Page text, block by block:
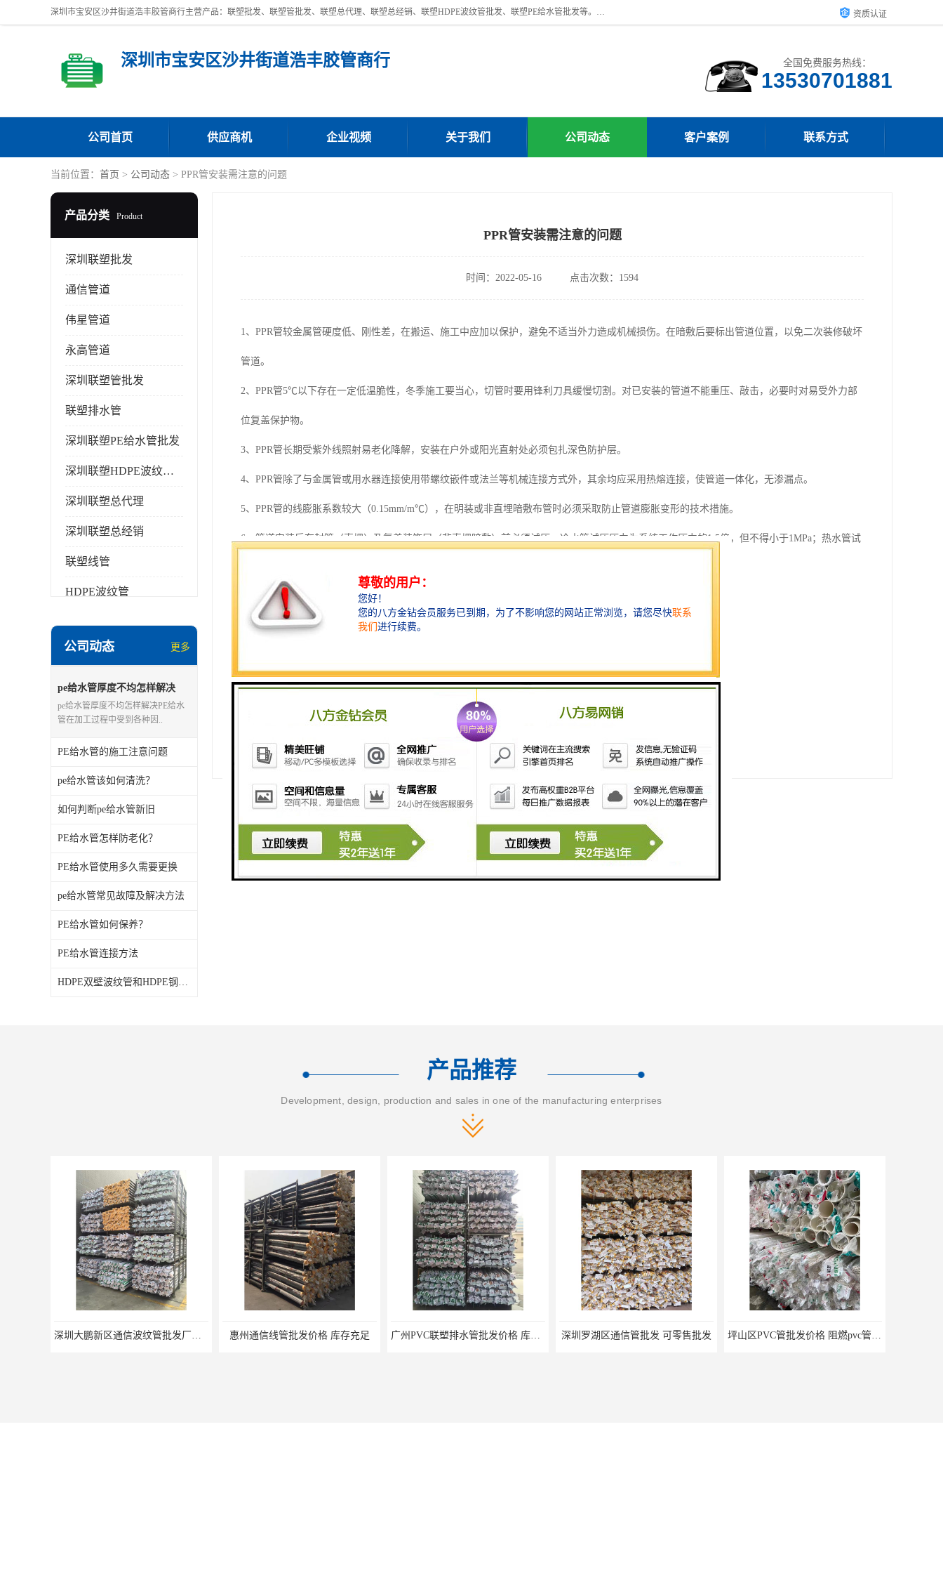
深圳市宝安区沙井街道浩丰胶管商行主营产品：联塑批发、联塑管批发、联塑总代理、联塑总经销、联塑HDPE波纹管批发、联塑PE给水管批发等。凭借服务以及多年的勤奋拼搏，发展成为一家销售各种管材管件，绝缘电工套管及配件等系列产品的贸易公司。公司秉承“顾客至上，锐意进取”的经营理念，坚持“客户至上”原则为广大客户提供的服务。欢迎惠顾！ 资质认证
深圳市宝安区沙井街道浩丰胶管商行 全国免费服务热线：
公司首页 供应商机 企业视频 关于我们 公司动态 客户案例 联系方式
当前位置： 首页 > 公司动态 > PPR管安装需注意的问题
产品分类 Product
深圳联塑批发
通信管道
伟星管道
永高管道
深圳联塑管批发
联塑排水管
深圳联塑PE给水管批发
深圳联塑HDPE波纹管批发
深圳联塑总代理
深圳联塑总经销
联塑线管
HDPE波纹管
公司动态 更多
pe给水管厚度不均怎样解决
pe给水管厚度不均怎样解决PE给水
管在加工过程中受到各种因..
PE给水管的施工注意问题
pe给水管该如何清洗？
如何判断pe给水管新旧
PE给水管怎样防老化？
PE给水管使用多久需要更换
pe给水管常见故障及解决方法
PE给水管如何保养？
PE给水管连接方法
HDPE双壁波纹管和HDPE钢带波纹管的区别
PPR管安装需注意的问题
时间：2022-05-16 点击次数：1594
1、PPR管较金属管硬度低、刚性差，在搬运、施工中应加以保护，避免不适当外力造成机械损伤。在暗敷后要标出管道位置，以免二次装修破坏
管道。
2、PPR管5℃以下存在一定低温脆性，冬季施工要当心，切管时要用锋利刀具缓慢切割。对已安装的管道不能重压、敲击，必要时对易受外力部
位复盖保护物。
3、PPR管长期受紫外线照射易老化降解，安装在户外或阳光直射处必须包扎深色防护层。
4、PPR管除了与金属管或用水器连接使用带螺纹嵌件或法兰等机械连接方式外，其余均应采用热熔连接，使管道一体化，无渗漏点。
5、PPR管的线膨胀系数较大（0.15mm/m℃），在明装或非直埋暗敷布管时必须采取防止管道膨胀变形的技术措施。
6、管道安装后在封管（直埋）及复盖装饰层（非直埋暗敷）前必须试压。冷水管试压压力为系统工作压力的1.5倍，但不得小于1MPa；热水管试
7、PPR管明敷或非直埋暗敷布管时，必须按规定安装支、吊架。
http://www.zdccl.com
PVC排水管都有哪些连接方法
下一篇： PVC-U排水管的连接步骤和注意事项
产品推荐
Development, design, production and sales in one of the manufacturing enterprises
深圳大鹏新区通信波纹管批发厂家 库存充足 惠州通信线管批发价格 库存充足 广州PVC联塑排水管批发价格 库存充足 深圳罗湖区通信管批发 可零售批发 坪山区PVC管批发价格 阻燃pvc管 欢迎电话咨询 量多价优